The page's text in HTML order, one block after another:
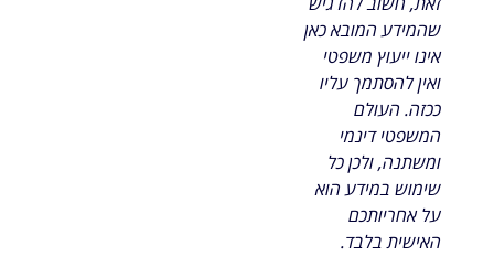
שהמידע המובא כאן
אינו ייעוץ משפטי
ואין להסתמך עליו
ככזה. העולם
המשפטי דינמי
ומשתנה, ולכן כל
שימוש במידע הוא
על אחריותכם
האישית בלבד.